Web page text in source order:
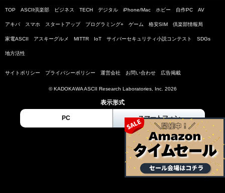
TOP ASCII倶楽部 ビジネス TECH デジタル iPhone/Mac ホビー 自作PC AV
アキバ スマホ スタートアップ プログラミング+ ゲーム 格安SIM 倶楽部情報局
家電ASCII アスキーグルメ MITTR IoT サイバーセキュリティ小説コンテスト SDGs
地方活性
サイトポリシー プライバシーポリシー 運営会社 お問い合わせ 広告掲載
© KADOKAWA ASCII Research Laboratories, Inc. 2026
表示形式
PC スマートフォン